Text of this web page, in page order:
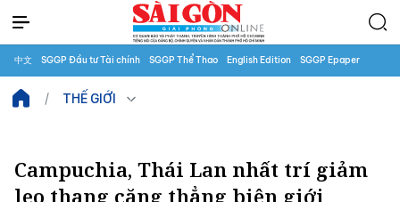
中文 SGGP Đầu tư Tài chính SGGP Thể Thao English Edition SGGP Epaper
THẾ GIỚI
Campuchia, Thái Lan nhất trí giảm
leo thang căng thẳng biên giới